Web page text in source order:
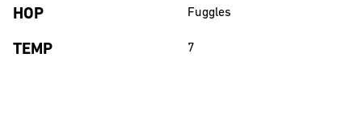
HOP Fuggles
TEMP 7